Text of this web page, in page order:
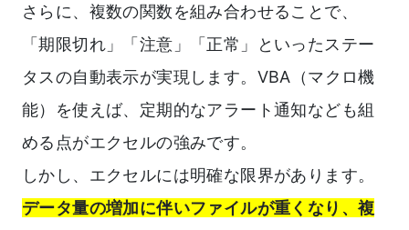
さらに、複数の関数を組み合わせることで、
「期限切れ」「注意」「正常」といったステー
タスの自動表示が実現します。VBA（マクロ機
能）を使えば、定期的なアラート通知なども組
める点がエクセルの強みです。
しかし、エクセルには明確な限界があります。
データ量の増加に伴いファイルが重くなり、複